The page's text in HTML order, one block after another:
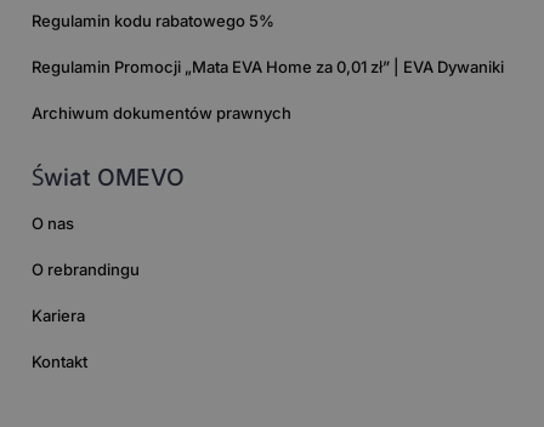
Regulamin kodu rabatowego 5%
Regulamin Promocji „Mata EVA Home za 0,01 zł” | EVA Dywaniki
Archiwum dokumentów prawnych
Świat OMEVO
O nas
O rebrandingu
Kariera
Kontakt